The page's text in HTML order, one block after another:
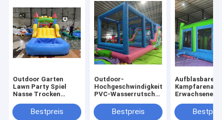
Outdoor Garten
Lawn Party Spiel
Nasse Trocken
Sprunghaus Combo
Hindernisplatz mit
Bestpreis
Outdoor-
Hochgeschwindigkeits-
PVC-Wasserrutsche
AufblasenBestpreis
Aufblasbare
Kampfarena
Erwachsene
Aufblasbare
Gladiatoren